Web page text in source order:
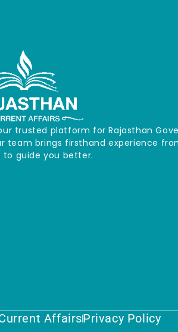
trusted platform for Rajasthan
team brings firsthand experience
to guide you better.
AffairsPrivacy Policy